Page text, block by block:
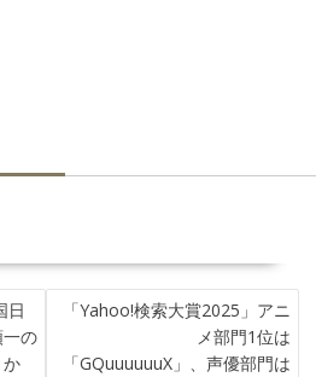
日
の
「Yahoo!検索大賞2025」アニ
メ部門1位は
「GQuuuuuuX」、声優部門は